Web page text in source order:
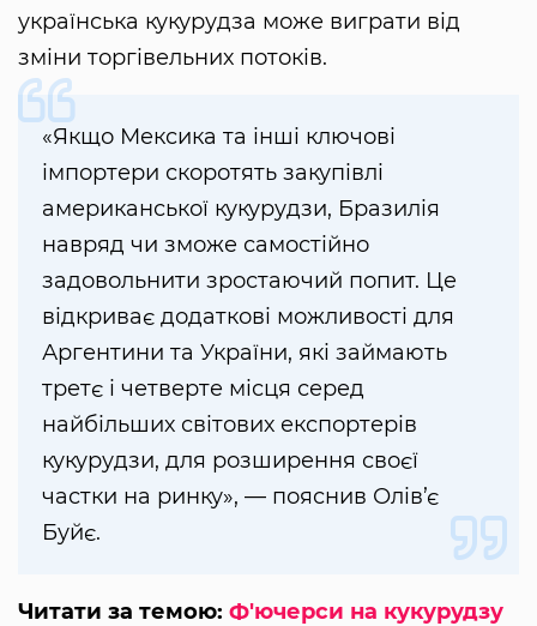
українська кукурудза може виграти від
зміни торгівельних потоків.
«Якщо Мексика та інші ключові
імпортери скоротять закупівлі
американської кукурудзи, Бразилія
навряд чи зможе самостійно
задовольнити зростаючий попит. Це
відкриває додаткові можливості для
Аргентини та України, які займають
третє і четверте місця серед
найбільших світових експортерів
кукурудзи, для розширення своєї
частки на ринку», — пояснив Олів’є
Буйє.
Читати за темою: Ф'ючерси на кукурудзу